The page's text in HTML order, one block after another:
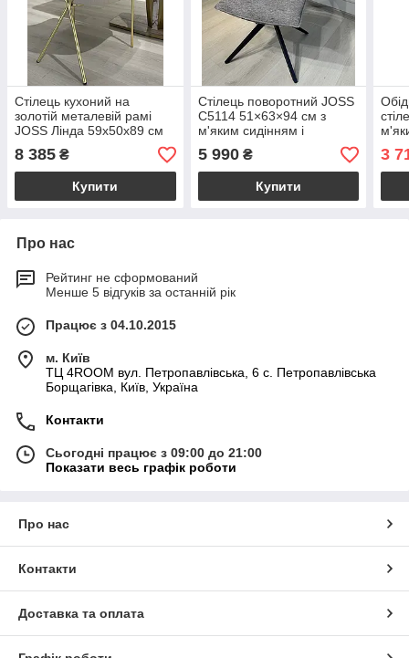
Стілець кухоний на
золотій металевій рамі
JOSS Лінда 59х50х89 см
8 385 ₴
Купити
Стілець поворотний JOSS
C5114 51×63×94 см з
м'яким сидінням і
металевим каркасом —
модний і ергономічний
вибір для дому та HoReCa
5 990₴
Купити
3
Про нас
Рейтинг не сформований
Менше 5 відгуків за останній рік
Працює з 04.10.2015
м. Київ
ТЦ 4ROOM вул. Петропавлівська, 6 с. Петропавлівська
Борщагівка, Київ, Україна
Контакти
Сьогодні працює з 09:00 до 21:00
Показати весь графік роботи
Про нас
Контакти
Доставка та оплата